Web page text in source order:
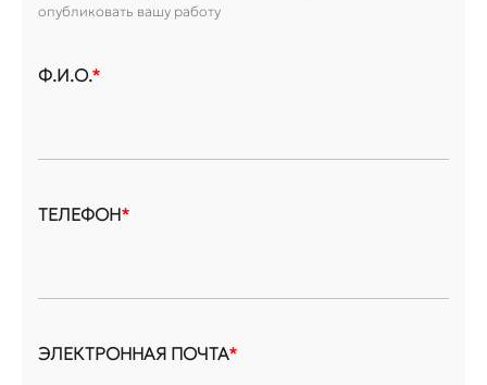
опубликовать вашу работу
Ф.И.О.*
ТЕЛЕФОН*
ЭЛЕКТРОННАЯ ПОЧТА*